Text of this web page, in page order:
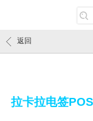
返回
拉卡拉电签